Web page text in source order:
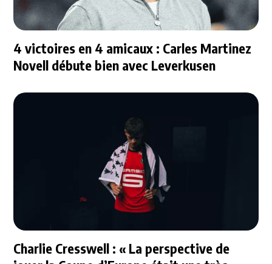
4 victoires en 4 amicaux : Carles Martinez
Novell débute bien avec Leverkusen
Charlie Cresswell : « La perspective de